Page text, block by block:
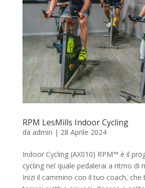
RPM LesMills Indoor Cycling
da admin | 28 Aprile 2024
Indoor Cycling (AX010) RPM™ è il
cycling nel quale pedalerai a ritmo di
Inizi il cammino con il tuo coach, che